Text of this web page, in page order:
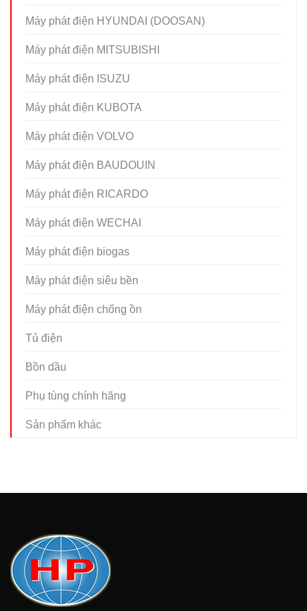
Máy phát điện HYUNDAI (DOOSAN)
Máy phát điện MITSUBISHI
Máy phát điện ISUZU
Máy phát điện KUBOTA
Máy phát điện VOLVO
Máy phát điện BAUDOUIN
Máy phát điện RICARDO
Máy phát điện WECHAI
Máy phát điện biogas
Máy phát điện siêu bền
Máy phát điện chống ồn
Tủ điện
Bồn dầu
Phụ tùng chính hãng
Sản phẩm khác